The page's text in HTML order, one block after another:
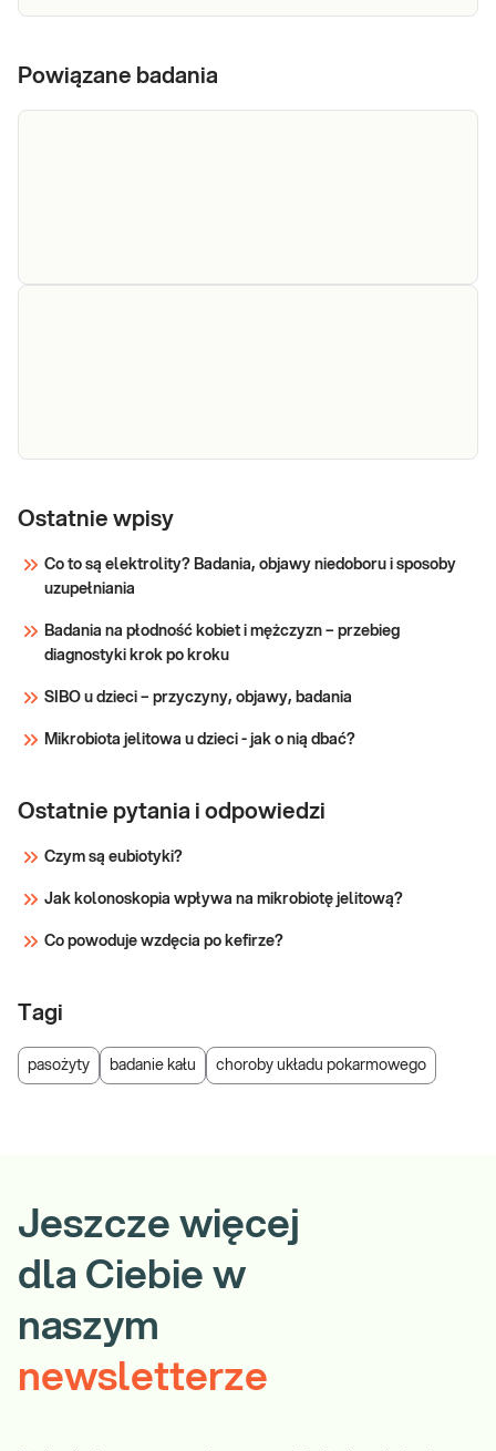
Powiązane badania
ozn.)
pasożyty, wykonywane w przypadku
przewodu pokarmowego.
Ostatnie wpisy
Co to są elektrolity? Badania, objawy niedoboru i sposoby
uzupełniania
Badania na płodność kobiet i mężczyzn – przebieg
diagnostyki krok po kroku
SIBO u dzieci – przyczyny, objawy, badania
Mikrobiota jelitowa u dzieci - jak o nią dbać?
Ostatnie pytania i odpowiedzi
Czym są eubiotyki?
Jak kolonoskopia wpływa na mikrobiotę jelitową?
Co powoduje wzdęcia po kefirze?
Tagi
pasożyty badanie kału choroby układu pokarmowego
Jeszcze więcej
dla Ciebie w
naszym
newsletterze